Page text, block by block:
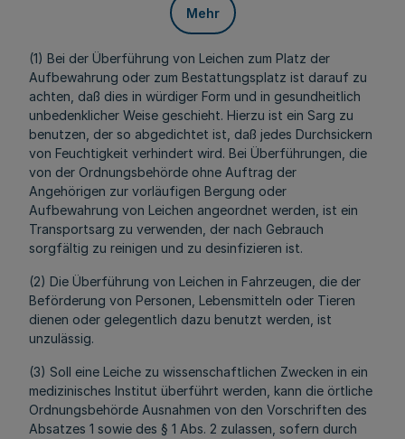
Mehr
(1) Bei der Überführung von Leichen zum Platz der
Aufbewahrung oder zum Bestattungsplatz ist darauf zu
achten, daß dies in würdiger Form und in gesundheitlich
unbedenklicher Weise geschieht. Hierzu ist ein Sarg zu
benutzen, der so abgedichtet ist, daß jedes Durchsickern
von Feuchtigkeit verhindert wird. Bei Überführungen, die
von der Ordnungsbehörde ohne Auftrag der
Angehörigen zur vorläufigen Bergung oder
Aufbewahrung von Leichen angeordnet werden, ist ein
Transportsarg zu verwenden, der nach Gebrauch
sorgfältig zu reinigen und zu desinfizieren ist.
(2) Die Überführung von Leichen in Fahrzeugen, die der
Beförderung von Personen, Lebensmitteln oder Tieren
dienen oder gelegentlich dazu benutzt werden, ist
unzulässig.
(3) Soll eine Leiche zu wissenschaftlichen Zwecken in ein
medizinisches Institut überführt werden, kann die örtliche
Ordnungsbehörde Ausnahmen von den Vorschriften des
Absatzes 1 sowie des § 1 Abs. 2 zulassen, sofern durch